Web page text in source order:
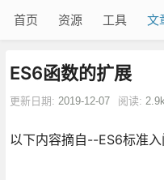
首页 资源 工具 文
ES6函数的扩展
更新日期: 2019-12-07 阅读: 2.9k
以下内容摘自--ES6标准入